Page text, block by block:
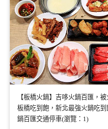
【板橋火鍋】吉哆火鍋百匯，
板橋吃到飽，新北最強火鍋吃
鍋百匯交通停車(瀏覽：1)